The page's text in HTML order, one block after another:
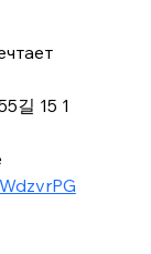
길 15 1